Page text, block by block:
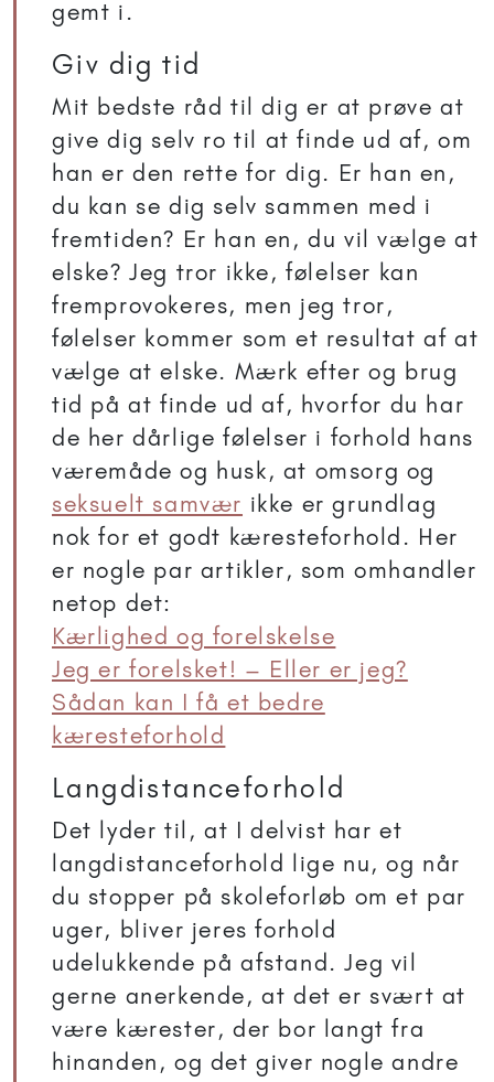
gemt i.
Giv dig tid
Mit bedste råd til dig er at prøve at
give dig selv ro til at finde ud af, om
han er den rette for dig. Er han en,
du kan se dig selv sammen med i
fremtiden? Er han en, du vil vælge at
elske? Jeg tror ikke, følelser kan
fremprovokeres, men jeg tror,
følelser kommer som et resultat af at
vælge at elske. Mærk efter og brug
tid på at finde ud af, hvorfor du har
de her dårlige følelser i forhold hans
væremåde og husk, at omsorg og
seksuelt samvær ikke er grundlag
nok for et godt kæresteforhold. Her
er nogle par artikler, som omhandler
netop det:
Kærlighed og forelskelse
Jeg er forelsket! – Eller er jeg?
Sådan kan I få et bedre
kæresteforhold
Langdistanceforhold
Det lyder til, at I delvist har et
langdistanceforhold lige nu, og når
du stopper på skoleforløb om et par
uger, bliver jeres forhold
udelukkende på afstand. Jeg vil
gerne anerkende, at det er svært at
være kærester, der bor langt fra
hinanden, og det giver nogle andre